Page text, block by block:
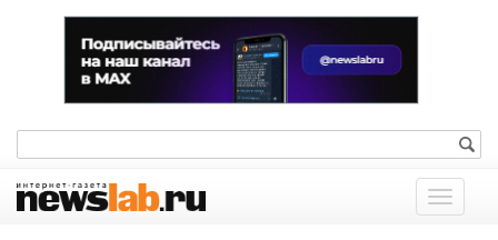
Показать
меню